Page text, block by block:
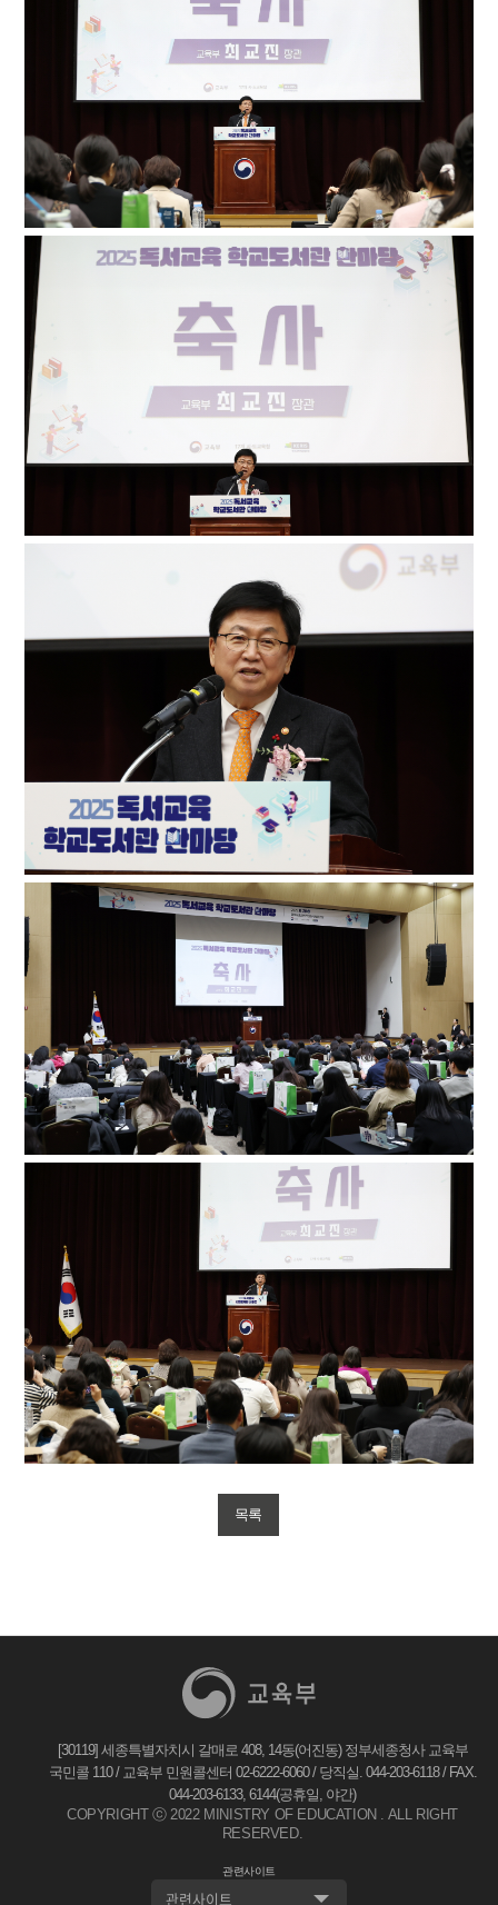
목록
관련사이트
[30119] 세종특별자치시 갈매로 408, 14동(어진동) 정부세종청사 교육부
국민콜 110 / 교육부 민원콜센터 02-6222-6060 / 당직실. 044-203-6118 / FAX.
044-203-6133, 6144(공휴일, 야간)
COPYRIGHT ⓒ 2022 MINISTRY OF EDUCATION . ALL RIGHT
RESERVED.